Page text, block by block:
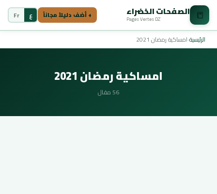
📒 الصفحات الخضراء
Pages Vertes DZ + أضف دليلاً مجاناً ع Fr
الرئيسية›امساكية رمضان 2021
امساكية رمضان 2021
56 مقال